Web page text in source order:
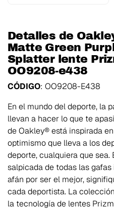
Detalles de
Matte Green
Splatter lente
OO9208-e438
CÓDIGO: OO9208-E438
En el mundo del deporte, la
llevan a hacer lo que te
de Oakley® está inspirada
optimismo que lleva a los
deporte, cualquiera que sea.
salpicada de todas las
afán por ser el mejor,
cada deportista. La
la tecnología de lentes